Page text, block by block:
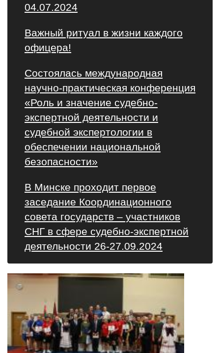
04.07.2024
Важный ритуал в жизни каждого
офицера!
Состоялась международная
научно-практическая конференция
«Роль и значение судебно-
экспертной деятельности и
судебной экспертологии в
обеспечении национальной
безопасности»
В Минске проходит первое
заседание Координационного
совета государств – участников
СНГ в сфере судебно-экспертной
деятельности 26-27.09.2024